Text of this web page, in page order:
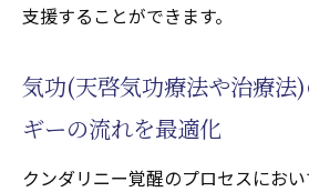
支援することができます。
気功(天啓気功療法や治療法
ギーの流れを最適化
クンダリニー覚醒のプロセスにお